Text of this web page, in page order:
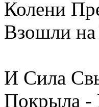
Колени
Взошли на
И Сила
Покрыла -